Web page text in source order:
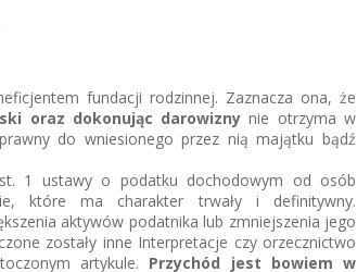
fundacji rodzinnej. Zaznacza ona, że
oraz dokonując darowizny nie otrzyma w
do wniesionego przez nią majątku bądź
1 ustawy o podatku dochodowym od osób
które ma charakter trwały i definitywny.
aktywów podatnika lub zmniejszenia jego
zostały inne Interpretacje czy orzecznictwo
artykule. Przychód jest bowiem w